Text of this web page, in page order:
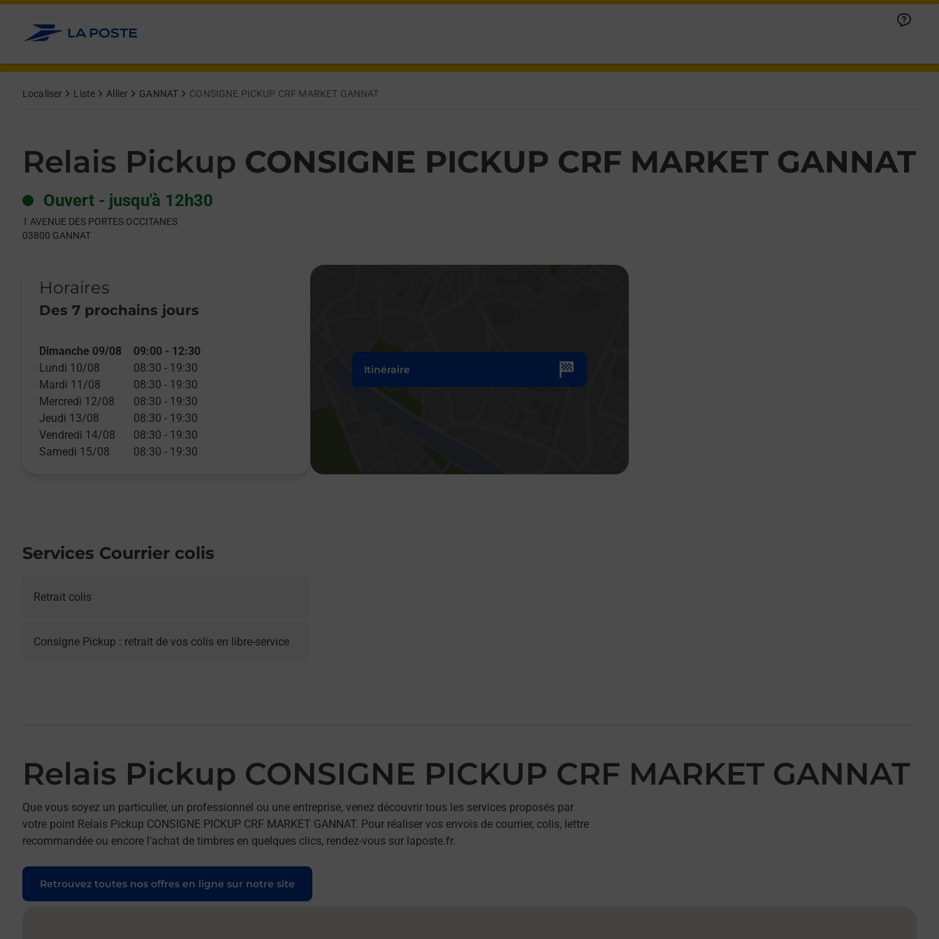
Allez au contenu
Localiser Liste Allier GANNAT CONSIGNE PICKUP CRF MARKET GANNAT
Relais Pickup CONSIGNE PICKUP CRF MARKET GANNAT
Ouvert - jusqu'à 12h30
1 AVENUE DES PORTES OCCITANES
03800 GANNAT
Horaires
Des 7 prochains jours
Day of the WeekHours
Dimanche 09/08 09:00 - 12:30
Lundi 10/08
08:30 - 19:30
Mardi 11/08
08:30 - 19:30
Mercredi 12/08
08:30 - 19:30
Jeudi 13/08
08:30 - 19:30
Vendredi 14/08
08:30 - 19:30
Samedi 15/08
08:30 - 19:30
Itinéraire
Services Courrier colis
Retrait colis
Consigne Pickup : retrait de vos colis en libre-service
Relais Pickup CONSIGNE PICKUP CRF MARKET GANNAT
Que vous soyez un particulier, un professionnel ou une entreprise, venez découvrir tous les services proposés par
votre point Relais Pickup CONSIGNE PICKUP CRF MARKET GANNAT. Pour réaliser vos envois de courrier, colis, lettre
recommandée ou encore l'achat de timbres en quelques clics, rendez-vous sur laposte.fr.
Retrouvez toutes nos offres en ligne sur notre site
Get directions to Relais Pickup at 1 AVENUE DES PORTES OCCITANES GANNAT,
lien s'ouvre dans un nouvel onglet